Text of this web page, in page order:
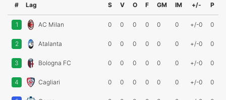
# Lag S V O F GM IM +/- P
1 AC Milan 0 0 0 0 0 0 +/-0 0
2 Atalanta 0 0 0 0 0 0 +/-0 0
3 Bologna FC 0 0 0 0 0 0 +/-0 0
4 Cagliari 0 0 0 0 0 0 +/-0 0